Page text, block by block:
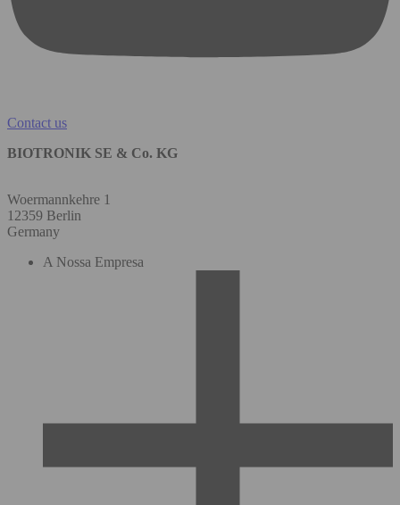
Contact us
BIOTRONIK SE & Co. KG
Woermannkehre 1
12359 Berlin
Germany
A Nossa Empresa